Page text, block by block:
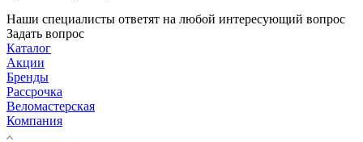
Наши специалисты ответят на любой интересующий вопрос
Задать вопрос
Каталог
Акции
Бренды
Рассрочка
Веломастерская
Компания